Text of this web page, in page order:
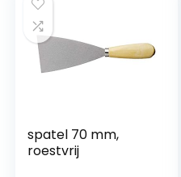
spatel 70 mm,
roestvrij